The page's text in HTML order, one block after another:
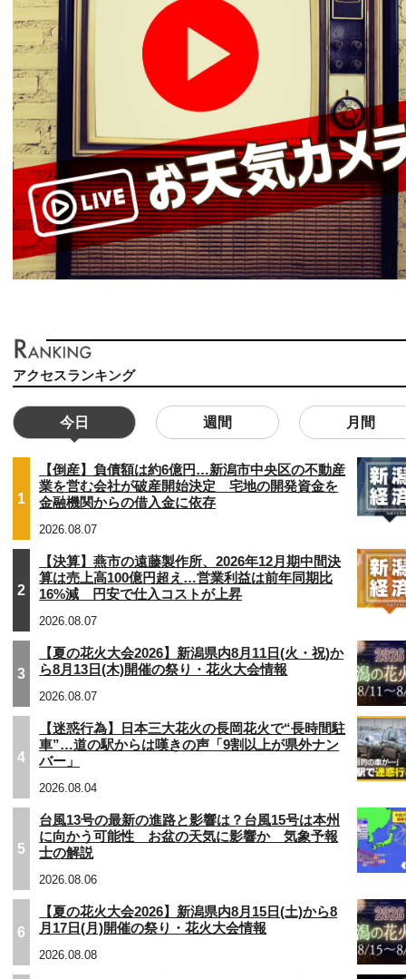
アクセスランキング
今日 週間 月間
1
【倒産】負債額は約6億円…新潟市中央区の不動産
業を営む会社が破産開始決定 宅地の開発資金を
金融機関からの借入金に依存
2026.08.07
2
【決算】燕市の遠藤製作所、2026年12月期中間決
算は売上高100億円超え…営業利益は前年同期比
16%減 円安で仕入コストが上昇
2026.08.07
3
【夏の花火大会2026】新潟県内8月11日(火・祝)か
ら8月13日(木)開催の祭り・花火大会情報
2026.08.07
4
【迷惑行為】日本三大花火の長岡花火で“長時間駐
車”…道の駅からは嘆きの声「9割以上が県外ナン
バー」
2026.08.04
5
台風13号の最新の進路と影響は？台風15号は本州
に向かう可能性 お盆の天気に影響か 気象予報
士の解説
2026.08.06
6
【夏の花火大会2026】新潟県内8月15日(土)から8
月17日(月)開催の祭り・花火大会情報
2026.08.08